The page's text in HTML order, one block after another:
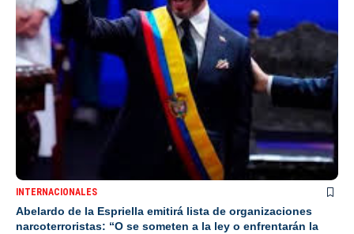
INTERNACIONALES
Abelardo de la Espriella emitirá lista de organizaciones
narcoterroristas: “O se someten a la ley o enfrentarán la